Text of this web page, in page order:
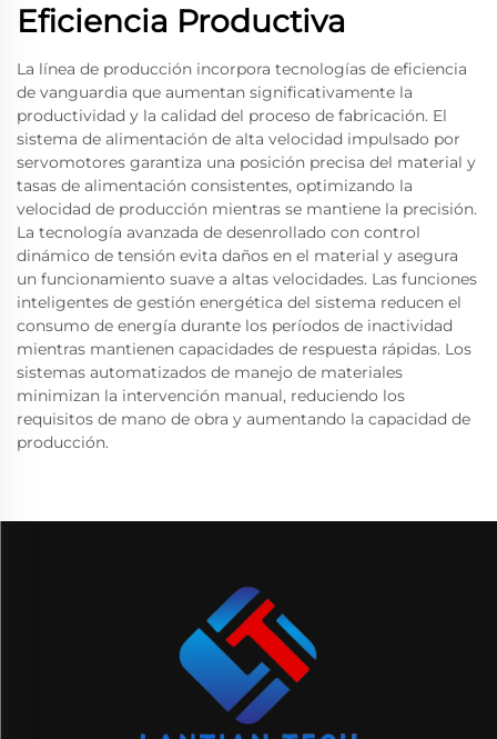
Eficiencia Productiva
La línea de producción incorpora tecnologías de eficiencia
de vanguardia que aumentan significativamente la
productividad y la calidad del proceso de fabricación. El
sistema de alimentación de alta velocidad impulsado por
servomotores garantiza una posición precisa del material y
tasas de alimentación consistentes, optimizando la
velocidad de producción mientras se mantiene la precisión.
La tecnología avanzada de desenrollado con control
dinámico de tensión evita daños en el material y asegura
un funcionamiento suave a altas velocidades. Las funciones
inteligentes de gestión energética del sistema reducen el
consumo de energía durante los períodos de inactividad
mientras mantienen capacidades de respuesta rápidas. Los
sistemas automatizados de manejo de materiales
minimizan la intervención manual, reduciendo los
requisitos de mano de obra y aumentando la capacidad de
producción.